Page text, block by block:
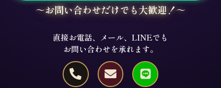
～お問い合わせだけでも大歓迎！～
直接お電話、メール、LINEでも
お問い合わせを承れます。